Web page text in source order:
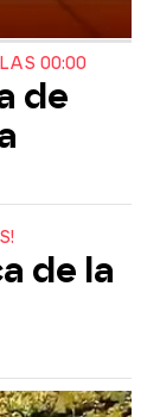
00:00
de
de la